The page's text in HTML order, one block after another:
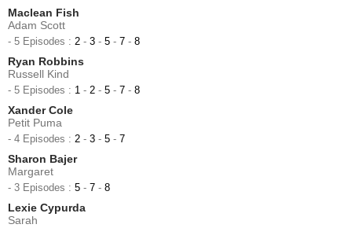
Maclean Fish
Adam Scott
- 5 Episodes : 2 - 3 - 5 - 7 - 8
Ryan Robbins
Russell Kind
- 5 Episodes : 1 - 2 - 5 - 7 - 8
Xander Cole
Petit Puma
- 4 Episodes : 2 - 3 - 5 - 7
Sharon Bajer
Margaret
- 3 Episodes : 5 - 7 - 8
Lexie Cypurda
Sarah